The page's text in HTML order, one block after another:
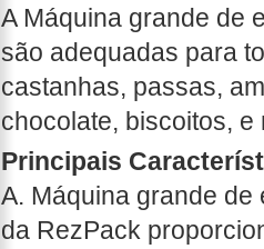
A Máquina grande de
são adequadas para
castanhas, passas,
chocolate, biscoitos, e
Principais
A. Máquina grande de
da RezPack